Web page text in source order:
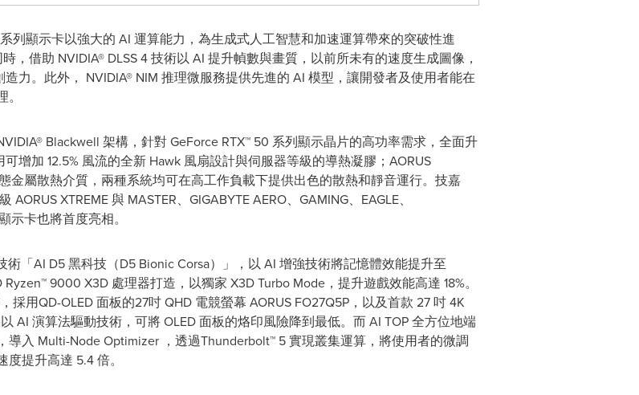
列顯示卡以強大的 AI 運算能力，為生成式人工智慧和加速運算帶來的突破性進
，借助 NVIDIA® DLSS 4 技術以 AI 提升幀數與畫質，以前所未有的速度生成圖像，
力。此外， NVIDIA® NIM 推理微服務提供先進的 AI 模型，讓開發者及使用者能在
Blackwell 架構，針對 GeForce RTX™ 50 系列顯示晶片的高功率需求，全面升
增加 12.5% 風流的全新 Hawk 風扇設計與伺服器等級的導熱凝膠；AORUS
金屬散熱介質，兩種系統均可在高工作負載下提供出色的散熱和靜音運行。技嘉
XTREME 與 MASTER、GIGABYTE AERO、GAMING、EAGLE、
示卡也將首度亮相。
「AI D5 黑科技（D5 Bionic Corsa）」，以 AI 增強技術將記憶體效能提升至
9000 X3D 處理器打造，以獨家 X3D Turbo Mode，提升遊戲效能高達 18%。
用QD-OLED 面板的27吋 QHD 電競螢幕 AORUS FO27Q5P，以及首款 27 吋4K
AI 演算法驅動技術，可將 OLED 面板的烙印風險降到最低。而AI TOP全方位地端
入 Multi-Node Optimizer ，透過Thunderbolt™ 5 實現叢集運算，將使用者的微調
提升高達 5.4 倍。